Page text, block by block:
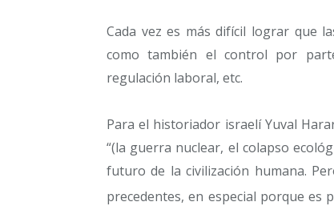
Cada vez es más difícil lograr que
como también el control por
regulación laboral, etc.
Para el historiador israelí Yuval
“(la guerra nuclear, el colapso
futuro de la civilización humana.
precedentes, en especial porque es